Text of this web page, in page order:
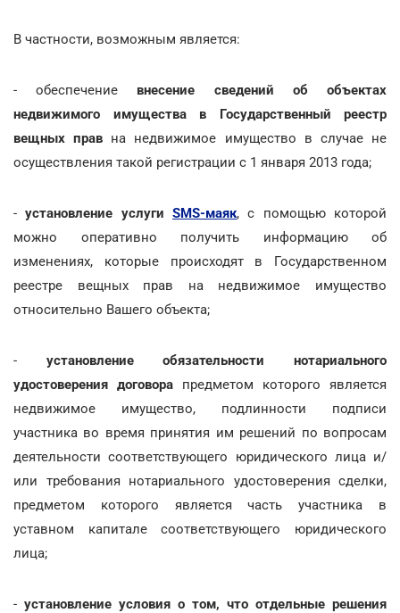
В частности, возможным является:
- обеспечение внесение сведений об объектах
недвижимого имущества в Государственный реестр
вещных прав на недвижимое имущество в случае не
осуществления такой регистрации с 1 января 2013 года;
-установление услугиSMS-маяк, с помощью которой
можно оперативно получить информацию об
изменениях, которые происходят в Государственном
реестре вещных прав на недвижимое имущество
относительно Вашего объекта;
- установление обязательности нотариального
удостоверения договора предметом которого является
недвижимое имущество, подлинности подписи
участника во время принятия им решений по вопросам
деятельности соответствующего юридического лица и/
или требования нотариального удостоверения сделки,
предметом которого является часть участника в
уставном капитале соответствующего юридического
лица;
- установление условия о том, что отдельные решения